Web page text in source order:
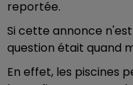
reportée.
Si cette annonce
question était quand
En effet, les piscines